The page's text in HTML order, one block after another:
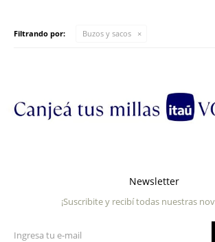
Filtrando por: Buzos y sacos
Newsletter
¡Suscribite y recibí todas nuestras